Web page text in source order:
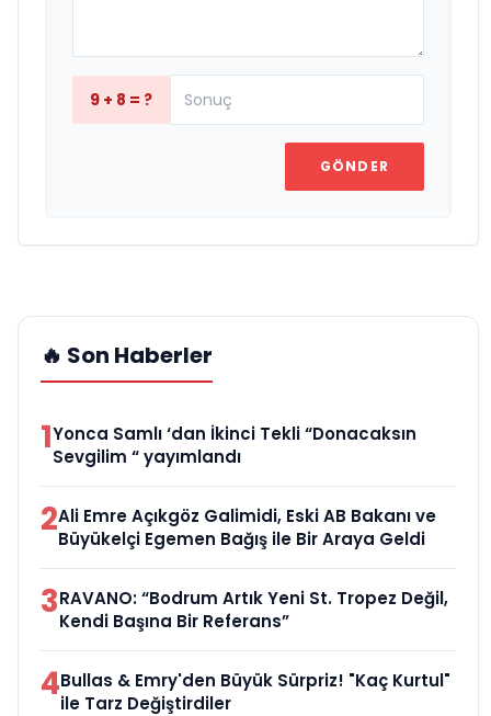
9 + 8 = ?
GÖNDER
🔥 Son Haberler
1Yonca Samlı ‘dan İkinci Tekli “Donacaksın
Sevgilim “ yayımlandı
2Ali Emre Açıkgöz Galimidi, Eski AB Bakanı ve
Büyükelçi Egemen Bağış ile Bir Araya Geldi
3RAVANO: “Bodrum Artık Yeni St. Tropez Değil,
Kendi Başına Bir Referans”
4Bullas & Emry'den Büyük Sürpriz! "Kaç Kurtul"
ile Tarz Değiştirdiler